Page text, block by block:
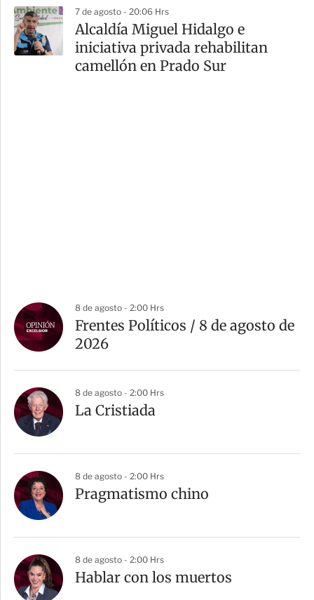
7 de agosto - 20:06 Hrs
Alcaldía Miguel Hidalgo e
iniciativa privada rehabilitan
camellón en Prado Sur
8 de agosto - 2:00 Hrs
Frentes Políticos / 8 de agosto de
2026
8 de agosto - 2:00 Hrs
La Cristiada
8 de agosto - 2:00 Hrs
Pragmatismo chino
8 de agosto - 2:00 Hrs
Hablar con los muertos